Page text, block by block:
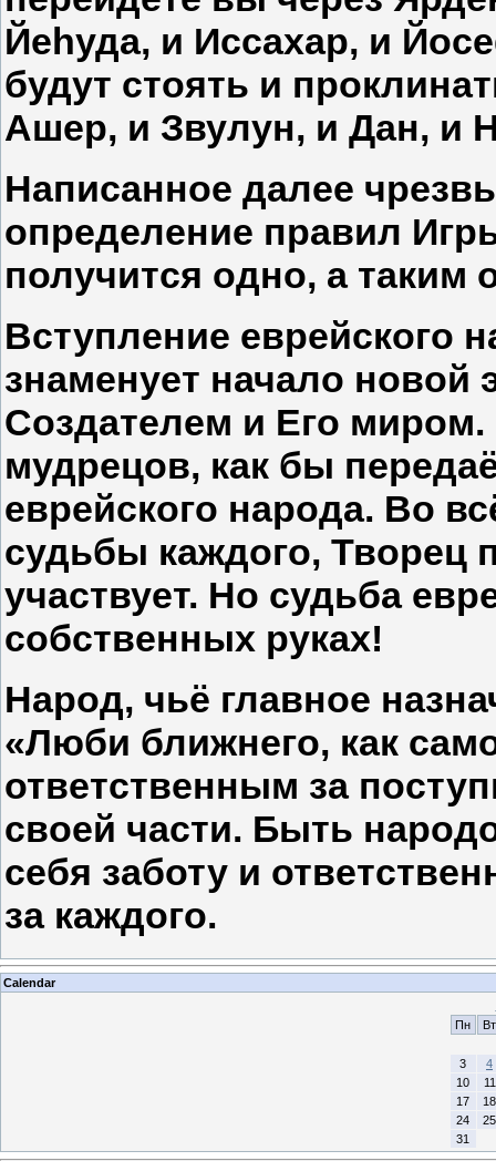
Йеhуда, и Иссахар, и
будут стоять и
Ашер, и Звулун, и Дан, и
Написанное далее
определение правил
получится одно, а
Вступление еврейского
знаменует начало
Создателем и Его
мудрецов, как бы
еврейского народа. Во
судьбы каждого, Творец
участвует. Но судьба
собственных руках!
Народ, чьё главное
«Люби ближнего, как
ответственным за
своей части. Быть
себя заботу и
за каждого.
Calendar
Пн
Вт
3
4
10
11
17
18
24
25
31